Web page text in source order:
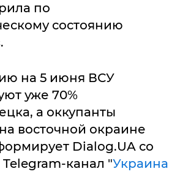
по
состоянию
на 5 июня ВСУ
уже 70%
а оккупанты
восточной окраине
Dialog.UA со
канал "Украина